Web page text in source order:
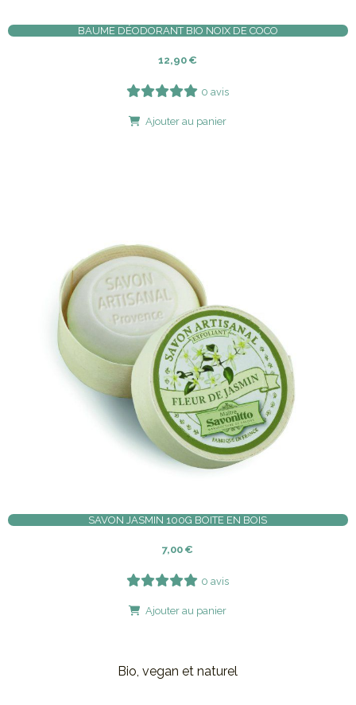
BAUME DÉODORANT BIO NOIX DE COCO
12,90 €
0 avis
Ajouter au panier
SAVON JASMIN 100G BOITE EN BOIS
7,00 €
0 avis
Ajouter au panier
Bio, vegan et naturel